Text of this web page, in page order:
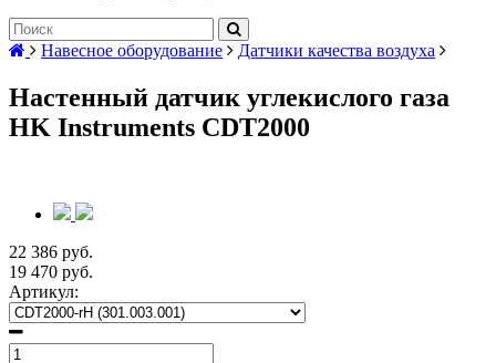
Навесное оборудование Датчики качества воздуха
Настенный датчик углекислого газа
HK Instruments CDT2000
22 386 руб.
19 470 руб.
Артикул: